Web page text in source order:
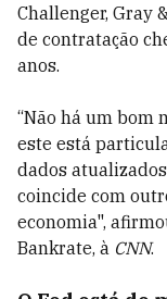
Challenger, Gray
de contratação
anos.
“Não há um bom
este está
dados
coincide com
economia",
Bankrate, à CNN.